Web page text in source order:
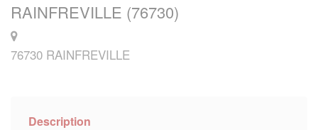
RAINFREVILLE (76730)
76730 RAINFREVILLE
Description